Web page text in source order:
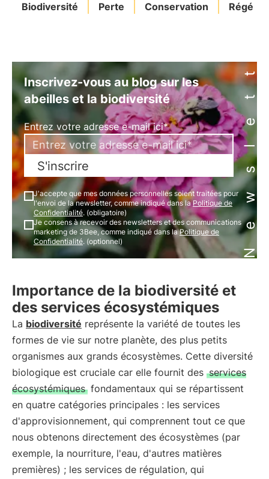
Biodiversité Perte Conservation Newsletter
Inscrivez-vous au blog sur les
abeilles et la biodiversité
Entrez votre adresse e-mail ici*
S'inscrire
J'accepte que mes données personnelles soient traitées pour
l'envoi de la newsletter, comme indiqué dans laPolitique de
Confidentialité. (obligatoire)
Je consens à recevoir des newsletters et des communications
marketing de 3Bee, comme indiqué dans laPolitique de
Confidentialité. (optionnel)
Importance de la biodiversité et
des services écosystémiques
La biodiversité représente la variété de toutes les
formes de vie sur notre planète, des plus petits
organismes aux grands écosystèmes. Cette diversité
biologique est cruciale car elle fournit des services
écosystémiques fondamentaux qui se répartissent
en quatre catégories principales : les services
d'approvisionnement, qui comprennent tout ce que
nous obtenons directement des écosystèmes (par
exemple, la nourriture, l'eau, d'autres matières
premières) ; les services de régulation, qui